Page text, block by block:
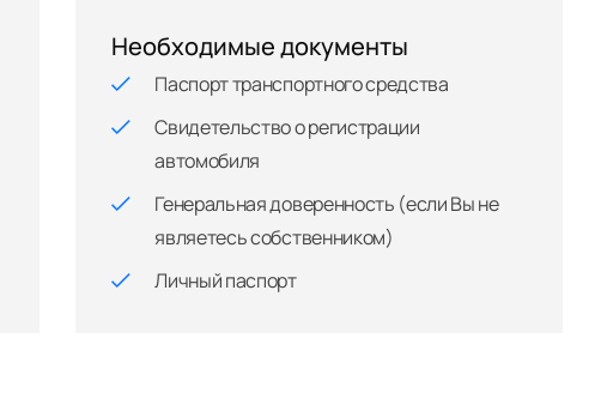
Необходимые документы
Паспорт транспортного средства
Свидетельство о регистрации
автомобиля
Генеральная доверенность (если Вы не
являетесь собственником)
Личный паспорт